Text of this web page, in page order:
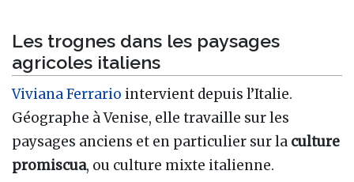
Les trognes dans les paysages
agricoles italiens
Viviana Ferrario intervient depuis l’Italie.
Géographe à Venise, elle travaille sur les
paysages anciens et en particulier sur la culture
promiscua, ou culture mixte italienne.